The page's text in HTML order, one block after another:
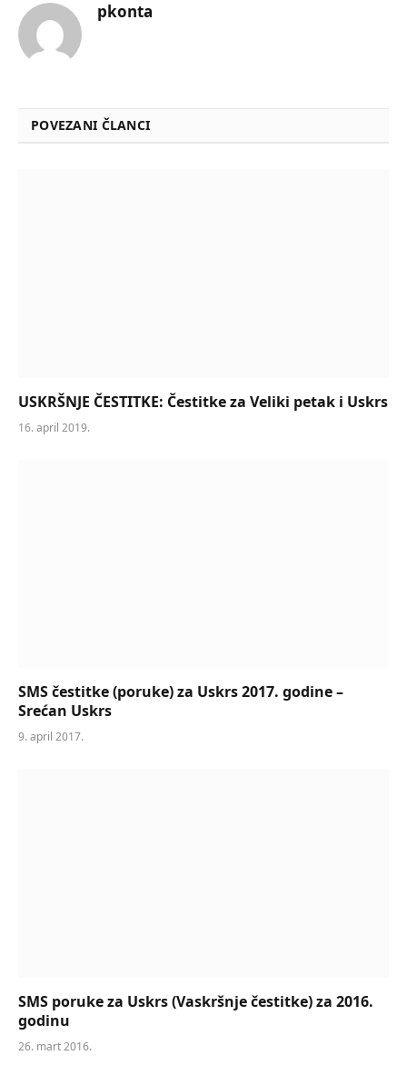
pkonta
POVEZANI ČLANCI
USKRŠNJE ČESTITKE: Čestitke za Veliki petak i Uskrs
16. april 2019.
SMS čestitke (poruke) za Uskrs 2017. godine –
Srećan Uskrs
9. april 2017.
SMS poruke za Uskrs (Vaskršnje čestitke) za 2016.
godinu
26. mart 2016.